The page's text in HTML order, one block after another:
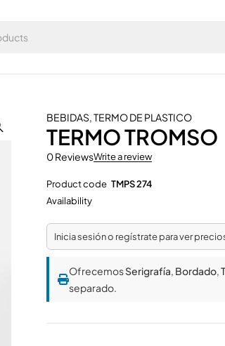
BEBIDAS,TERMO DE PLASTICO
TERMO TROMSO
0 ReviewsWrite a review
Product code TMPS 274
Availability
Inicia sesión o regístrate para ver
OfrecemosSerigrafía, Bordado,
separado.